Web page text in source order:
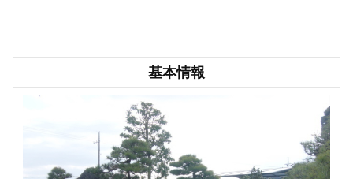
基本情報